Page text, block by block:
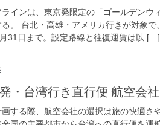
インは、東京発限定の「ゴールデンウ
る。 台北・高雄・アメリカ行きが対象
31日まで。設定路線と往復運賃は以 […]
・台湾行き直行便 航空会
する際、航空会社の選択は旅の快適さ